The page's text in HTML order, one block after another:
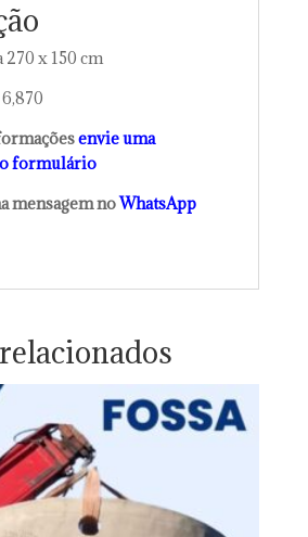
270 x 150 cm
envie uma
formulário
mensagem noWhatsApp